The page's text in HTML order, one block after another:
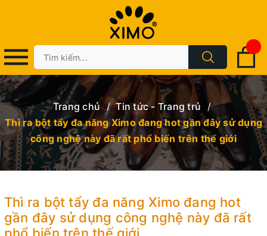
Trang chủ / Tin tức - Trang trủ
/
Thì ra bột tẩy đa năng Ximo đang hot gần đây sử dụng
công nghệ này đã rất phổ biến trên thế giới
Thì ra bột tẩy đa năng Ximo đang hot
gần đây sử dụng công nghệ này đã rất